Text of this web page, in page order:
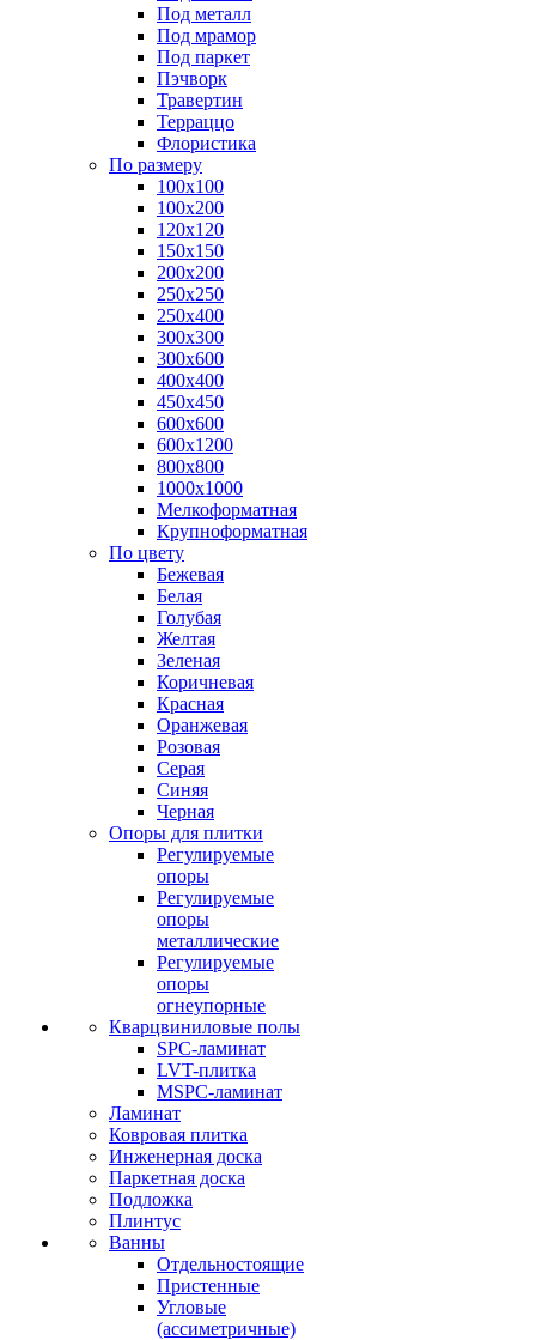
Под металл
Под мрамор
Под паркет
Пэчворк
Травертин
Терраццо
Флористика
По размеру
100х100
100х200
120х120
150х150
200х200
250х250
250х400
300х300
300х600
400х400
450х450
600х600
600х1200
800х800
1000х1000
Мелкоформатная
Крупноформатная
По цвету
Бежевая
Белая
Голубая
Желтая
Зеленая
Коричневая
Красная
Оранжевая
Розовая
Серая
Синяя
Черная
Опоры для плитки
Регулируемые
опоры
Регулируемые
опоры
металлические
Регулируемые
опоры
огнеупорные
Кварцвиниловые полы
SPC-ламинат
LVT-плитка
MSPC-ламинат
Ламинат
Ковровая плитка
Инженерная доска
Паркетная доска
Подложка
Плинтус
Ванны
Отдельностоящие
Пристенные
Угловые
(ассиметричные)